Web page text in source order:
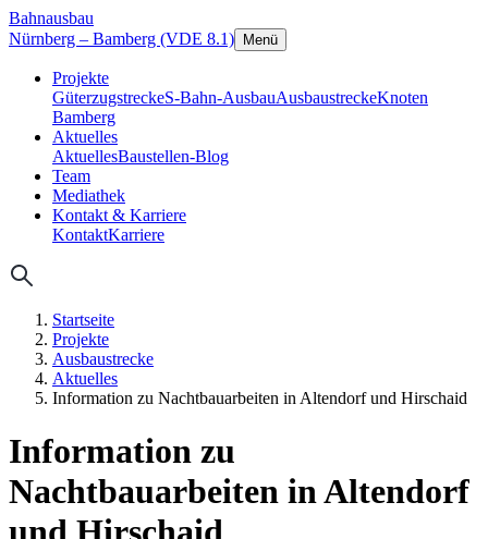
Bahnausbau
Nürnberg – Bamberg (VDE 8.1)
Menü
Projekte
GüterzugstreckeS-Bahn-AusbauAusbaustreckeKnoten
Bamberg
Aktuelles
AktuellesBaustellen-Blog
Team
Mediathek
Kontakt & Karriere
KontaktKarriere
Startseite
Projekte
Ausbaustrecke
Aktuelles
Information zu Nachtbauarbeiten in Altendorf und Hirschaid
Information zu
Nachtbauarbeiten in Altendorf